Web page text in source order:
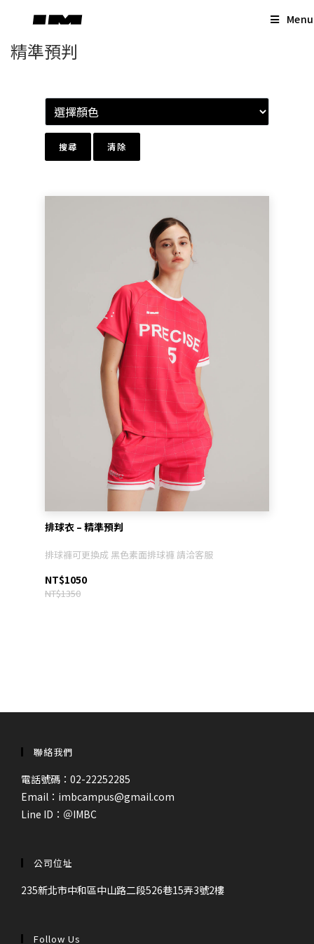
content
Menu
精準預判
排球衣 – 精準預判
排球褲可更換成 黑色素面排球褲 請洽客服
NT$1050
NT$1350
聯絡我們
電話號碼：02-22252285
Email：imbcampus@gmail.com
Line ID： ＠IMBC
公司位址
235新北市中和區中山路二段526巷15弄3號2樓
Follow Us